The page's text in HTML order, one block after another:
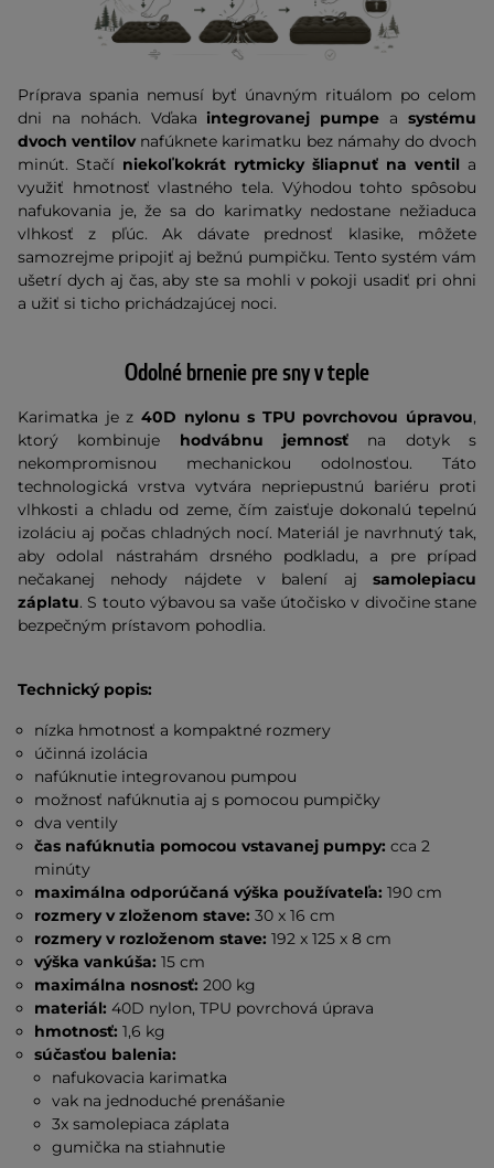
Príprava spania nemusí byť únavným rituálom po celom
dni na nohách. Vďaka integrovanej pumpe a systému
dvoch ventilov nafúknete karimatku bez námahy do dvoch
minút. Stačí niekoľkokrát rytmicky šliapnuť na ventil a
využiť hmotnosť vlastného tela. Výhodou tohto spôsobu
nafukovania je, že sa do karimatky nedostane nežiaduca
vlhkosť z pľúc. Ak dávate prednosť klasike, môžete
samozrejme pripojiť aj bežnú pumpičku. Tento systém vám
ušetrí dych aj čas, aby ste sa mohli v pokoji usadiť pri ohni
a užiť si ticho prichádzajúcej noci.
Odolné brnenie pre sny v teple
Karimatka je z 40D nylonu s TPU povrchovou úpravou,
ktorý kombinuje hodvábnu jemnosť na dotyk s
nekompromisnou mechanickou odolnosťou. Táto
technologická vrstva vytvára nepriepustnú bariéru proti
vlhkosti a chladu od zeme, čím zaisťuje dokonalú tepelnú
izoláciu aj počas chladných nocí. Materiál je navrhnutý tak,
aby odolal nástrahám drsného podkladu, a pre prípad
nečakanej nehody nájdete v balení aj samolepiacu
záplatu. S touto výbavou sa vaše útočisko v divočine stane
bezpečným prístavom pohodlia.
Technický popis:
nízka hmotnosť a kompaktné rozmery
účinná izolácia
nafúknutie integrovanou pumpou
možnosť nafúknutia aj s pomocou pumpičky
dva ventily
čas nafúknutia pomocou vstavanej pumpy: cca 2
minúty
maximálna odporúčaná výška používateľa:190 cm
rozmery v zloženom stave: 30 x 16 cm
rozmery v rozloženom stave: 192 x 125 x 8 cm
výška vankúša:15 cm
maximálna nosnosť:200 kg
materiál:40D nylon, TPU povrchová úprava
hmotnosť:1,6 kg
súčasťou balenia:
nafukovacia karimatka
vak na jednoduché prenášanie
3x samolepiaca záplata
gumička na stiahnutie